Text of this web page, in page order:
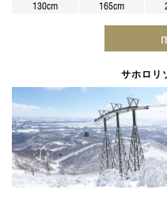
130cm
165cm
サホロリ